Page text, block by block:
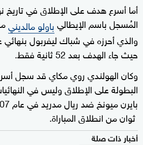
أما أسرع هدف على الإطلاق في تاريخ
المُسجل باسم الإيطاليباولو مالديني
حيث جاء الهدف بعد 52 ثانية فقط.
وكان الهولندي روي مكاي قد سجل
البطولة على الإطلاق وليس في
ثوان من انطلاق المباراة.
أخبار ذات صلة